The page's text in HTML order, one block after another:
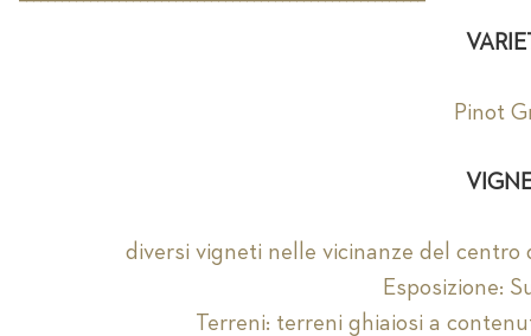
Pinot
diversi vigneti nelle vicinanze del
Esposizione:
Terreni: terreni ghiaiosi a